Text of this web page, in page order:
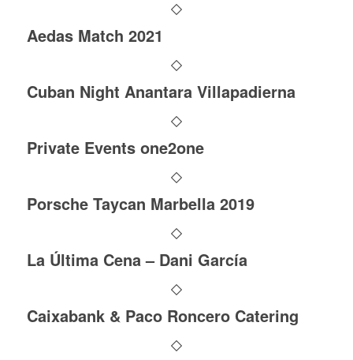
Aedas Match 2021
Cuban Night Anantara Villapadierna
Private Events one2one
Porsche Taycan Marbella 2019
La Última Cena – Dani García
Caixabank & Paco Roncero Catering